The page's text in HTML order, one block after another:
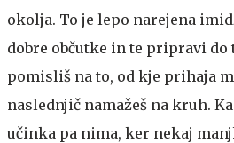
okolja. To je lepo narejena
dobre občutke in te pripravi do
pomisliš na to, od kje prihaja
naslednjič namažeš na kruh.
učinka pa nima, ker nekaj